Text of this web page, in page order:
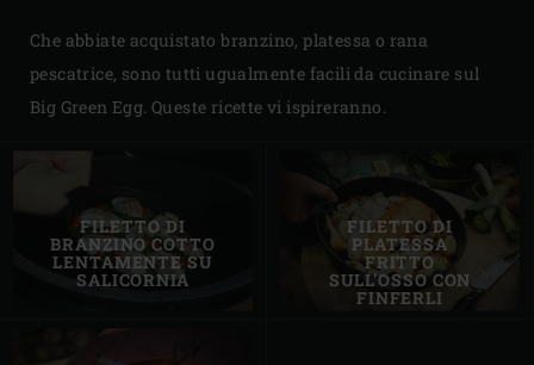
Che abbiate acquistato branzino, platessa o rana
pescatrice, sono tutti ugualmente facili da cucinare sul
Big Green Egg. Queste ricette vi ispireranno.
FILETTO DI
BRANZINO COTTO
LENTAMENTE SU
SALICORNIA
FILETTO DI
PLATESSA
FRITTO
SULL'OSSO CON
FINFERLI